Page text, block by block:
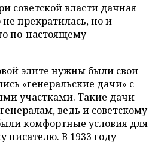
советской власти дачная
прекратилась, но и
по-настоящему
элите нужны были свои
«генеральские дачи» с
участками. Такие дачи
ведь и советскому
комфортные условия для
писателю. В 1933 году